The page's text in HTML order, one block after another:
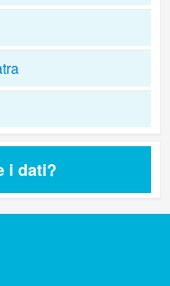
i dati?